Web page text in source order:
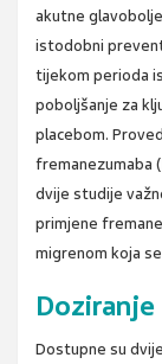
akutne
istodobni
tijekom perioda
poboljšanje za
placebom.
fremanezumaba
dvije studije
primjene
migrenom koja
Doziranje
Dostupne su